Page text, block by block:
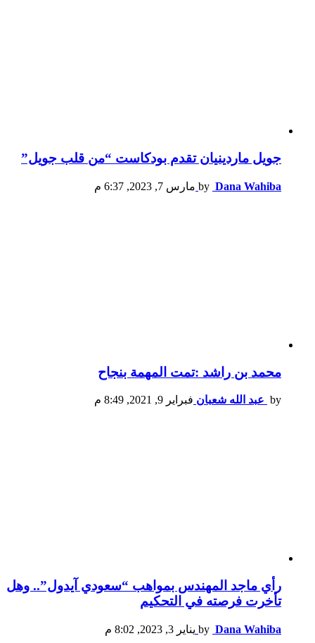
جويل ماردينيان تقدم بودكاست “من قلب جويل”
by Dana Wahiba مارس 7, 2023, 6:37 م
محمد بن راشد :تمت المهمة بنجاح
by عبد الله شعبان فبراير 9, 2021, 8:49 م
رأي ماجد المهندس بمواهب “سعودي آيدول”.. وهل
تأخرت فرصته في التحكيم
by Dana Wahiba يناير 3, 2023, 8:02 م